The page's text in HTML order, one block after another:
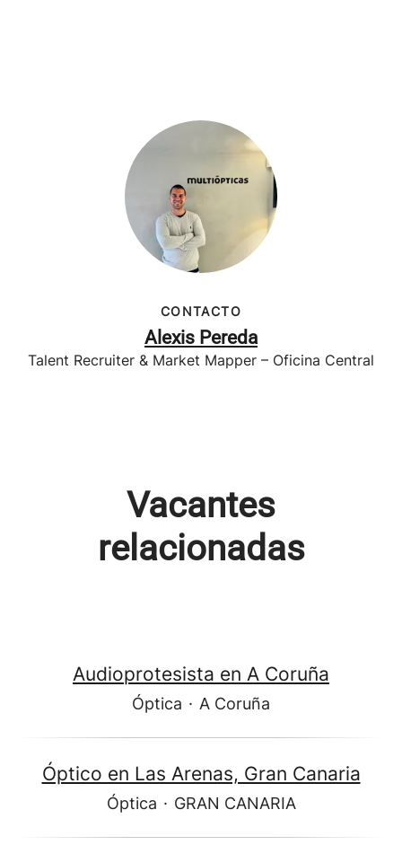
CONTACTO
Alexis Pereda
Talent Recruiter & Market Mapper – Oficina Central
Vacantes
relacionadas
Audioprotesista en A Coruña
Óptica · A Coruña
Óptico en Las Arenas, Gran Canaria
Óptica · GRAN CANARIA